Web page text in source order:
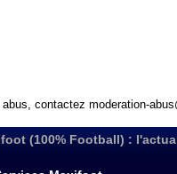
abus, contactez moderation-
(100% Football) :